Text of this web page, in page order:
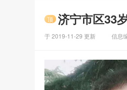
顶 济宁市区33
于2019-11-29 更新 信息